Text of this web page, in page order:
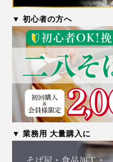
▼ 初心者の方へ
▼ 業務用 大量購入に